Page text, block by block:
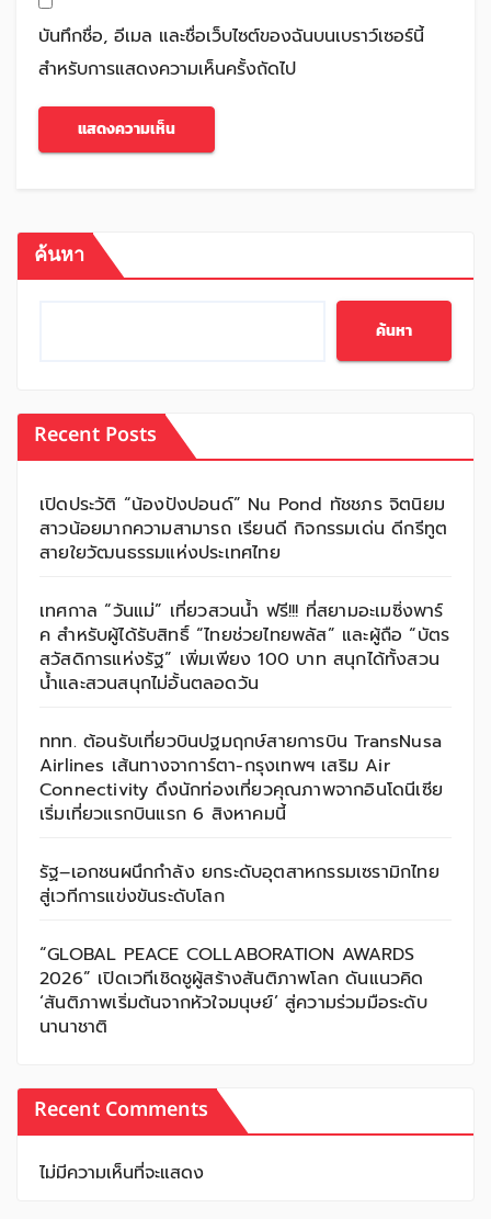
บันทึกชื่อ, อีเมล และชื่อเว็บไซต์ของฉันบนเบราว์เซอร์นี้
สำหรับการแสดงความเห็นครั้งถัดไป
ค้นหา
ค้นหา
Recent Posts
เปิดประวัติ “น้องปังปอนด์” Nu Pond ทัชชภร จิตนิยม
สาวน้อยมากความสามารถ เรียนดี กิจกรรมเด่น ดีกรีทูต
สายใยวัฒนธรรมแห่งประเทศไทย
เทศกาล “วันแม่” เที่ยวสวนน้ำ ฟรี!!! ที่สยามอะเมซิ่งพาร์
ค สำหรับผู้ได้รับสิทธิ์ “ไทยช่วยไทยพลัส” และผู้ถือ “บัตร
สวัสดิการแห่งรัฐ” เพิ่มเพียง 100 บาท สนุกได้ทั้งสวน
น้ำและสวนสนุกไม่อั้นตลอดวัน
ททท. ต้อนรับเที่ยวบินปฐมฤกษ์สายการบิน TransNusa
Airlines เส้นทางจาการ์ตา-กรุงเทพฯ เสริม Air
Connectivity ดึงนักท่องเที่ยวคุณภาพจากอินโดนีเซีย
เริ่มเที่ยวแรกบินแรก 6 สิงหาคมนี้
รัฐ–เอกชนผนึกกำลัง ยกระดับอุตสาหกรรมเซรามิกไทย
สู่เวทีการแข่งขันระดับโลก
“GLOBAL PEACE COLLABORATION AWARDS
2026” เปิดเวทีเชิดชูผู้สร้างสันติภาพโลก ดันแนวคิด
‘สันติภาพเริ่มต้นจากหัวใจมนุษย์’ สู่ความร่วมมือระดับ
นานาชาติ
Recent Comments
ไม่มีความเห็นที่จะแสดง